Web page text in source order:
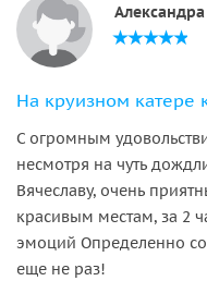
Александра
На круизном катере
С огромным
несмотря на чуть
Вячеславу, очень
красивым местам, за 2
эмоций Определенно
еще не раз!